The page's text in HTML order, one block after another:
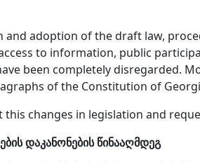
and adoption of the draft law,
to information, public
been completely disregarded.
of the Constitution of
changes in legislation and
დაკანონების წინააღმდეგ